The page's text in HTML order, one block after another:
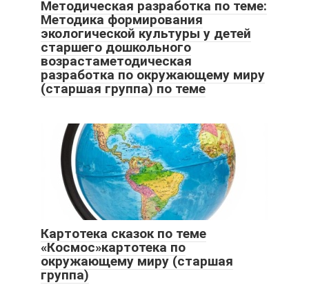
Методическая разработка по теме:
Методика формирования
экологической культуры у детей
старшего дошкольного
возрастаметодическая
разработка по окружающему миру
(старшая группа) по теме
Картотека сказок по теме
«Космос»картотека по
окружающему миру (старшая
группа)